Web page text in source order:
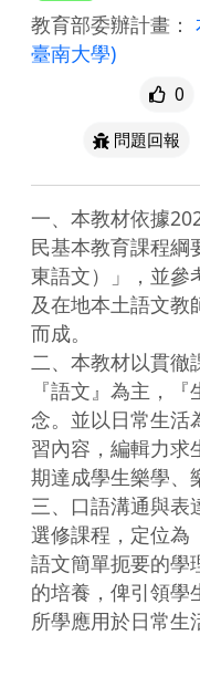
教育部委辦計畫：
臺南大學)
0
問題回報
一、本教材依據
民基本教育課程
東語文）」，並參
及在地本土語文教
而成。
二、本教材以貫徹
『語文』為主，
念。並以日常生活
習內容，編輯力求
期達成學生樂學、
三、口語溝通與表
選修課程，定位為
語文簡單扼要的學
的培養，俾引領學